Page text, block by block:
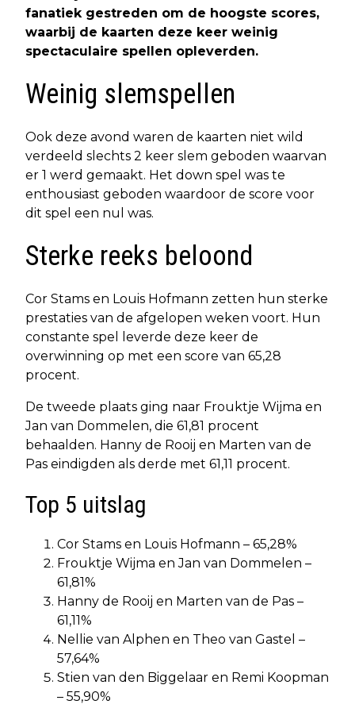
fanatiek gestreden om de hoogste scores,
waarbij de kaarten deze keer weinig
spectaculaire spellen opleverden.
Weinig slemspellen
Ook deze avond waren de kaarten niet wild
verdeeld slechts 2 keer slem geboden waarvan
er 1 werd gemaakt. Het down spel was te
enthousiast geboden waardoor de score voor
dit spel een nul was.
Sterke reeks beloond
Cor Stams en Louis Hofmann zetten hun sterke
prestaties van de afgelopen weken voort. Hun
constante spel leverde deze keer de
overwinning op met een score van 65,28
procent.
De tweede plaats ging naar Frouktje Wijma en
Jan van Dommelen, die 61,81 procent
behaalden. Hanny de Rooij en Marten van de
Pas eindigden als derde met 61,11 procent.
Top 5 uitslag
Cor Stams en Louis Hofmann – 65,28%
Frouktje Wijma en Jan van Dommelen –
61,81%
Hanny de Rooij en Marten van de Pas –
61,11%
Nellie van Alphen en Theo van Gastel –
57,64%
Stien van den Biggelaar en Remi Koopman
– 55,90%